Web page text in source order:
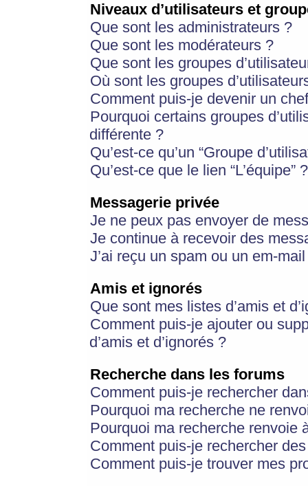
Niveaux d’utilisateurs et
Que sont les administrateurs ?
Que sont les modérateurs ?
Que sont les groupes
Où sont les groupes
Comment puis-je devenir un
Pourquoi certains groupes
différente ?
Qu’est-ce qu’un “Groupe
Qu’est-ce que le lien “L’équipe” ?
Messagerie privée
Je ne peux pas envoyer de
Je continue à recevoir des
J’ai reçu un spam ou un em-
Amis et ignorés
Que sont mes listes d’amis et
Comment puis-je ajouter ou
d’amis et d’ignorés ?
Recherche dans les forums
Comment puis-je rechercher
Pourquoi ma recherche ne
Pourquoi ma recherche renvoie
Comment puis-je rechercher
Comment puis-je trouver mes